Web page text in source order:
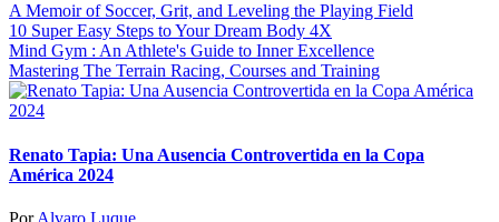
A Memoir of Soccer, Grit, and Leveling the Playing Field
10 Super Easy Steps to Your Dream Body 4X
Mind Gym : An Athlete's Guide to Inner Excellence
Mastering The Terrain Racing, Courses and Training
Renato Tapia: Una Ausencia Controvertida en la Copa
América 2024
Por Alvaro Luque